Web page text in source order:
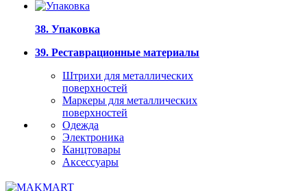
38. Упаковка
39. Реставрационные материалы
Штрихи для металлических
поверхностей
Маркеры для металлических
поверхностей
Одежда
Электроника
Канцтовары
Аксессуары